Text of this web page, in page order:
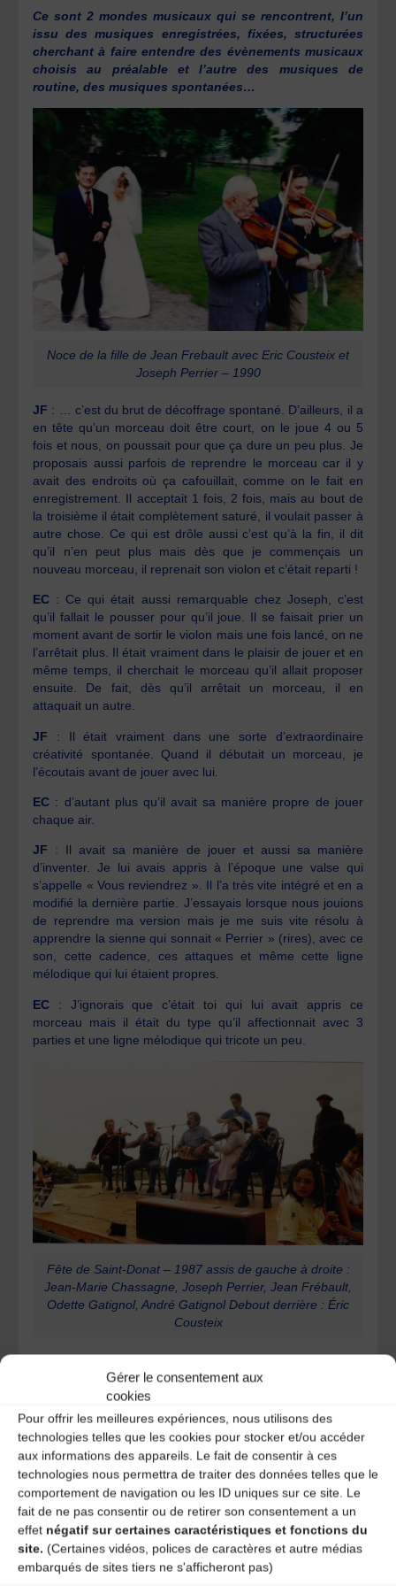
Gérer le consentement aux
cookies
Pour offrir les meilleures expériences, nous utilisons des
technologies telles que les cookies pour stocker et/ou accéder
aux informations des appareils. Le fait de consentir à ces
technologies nous permettra de traiter des données telles que le
comportement de navigation ou les ID uniques sur ce site. Le
fait de ne pas consentir ou de retirer son consentement a un
effet négatif sur certaines caractéristiques et fonctions du
site. (Certaines vidéos, polices de caractères et autre médias
embarqués de sites tiers ne s'afficheront pas)
Ce sont 2 mondes musicaux qui se rencontrent, l’un
issu des musiques enregistrées, fixées, structurées
cherchant à faire entendre des évènements musicaux
choisis au préalable et l’autre des musiques de
routine, des musiques spontanées…
Noce de la fille de Jean Frebault avec Eric Cousteix et
Joseph Perrier – 1990
JF : … c’est du brut de décoffrage spontané. D’ailleurs, il a
en tête qu’un morceau doit être court, on le joue 4 ou 5
fois et nous, on poussait pour que ça dure un peu plus. Je
proposais aussi parfois de reprendre le morceau car il y
avait des endroits où ça cafouillait, comme on le fait en
enregistrement. Il acceptait 1 fois, 2 fois, mais au bout de
la troisième il était complètement saturé, il voulait passer à
autre chose. Ce qui est drôle aussi c’est qu’à la fin, il dit
qu’il n’en peut plus mais dès que je commençais un
nouveau morceau, il reprenait son violon et c’était reparti !
EC : Ce qui était aussi remarquable chez Joseph, c’est
qu’il fallait le pousser pour qu’il joue. Il se faisait prier un
moment avant de sortir le violon mais une fois lancé, on ne
l’arrêtait plus. Il était vraiment dans le plaisir de jouer et en
même temps, il cherchait le morceau qu’il allait proposer
ensuite. De fait, dès qu’il arrêtait un morceau, il en
attaquait un autre.
JF : Il était vraiment dans une sorte d’extraordinaire
créativité spontanée. Quand il débutait un morceau, je
l’écoutais avant de jouer avec lui.
EC : d’autant plus qu’il avait sa manière propre de jouer
chaque air.
JF : Il avait sa manière de jouer et aussi sa manière
d’inventer. Je lui avais appris à l’époque une valse qui
s’appelle « Vous reviendrez ». Il l’a très vite intégré et en a
modifié la dernière partie. J’essayais lorsque nous jouions
de reprendre ma version mais je me suis vite résolu à
apprendre la sienne qui sonnait « Perrier » (rires), avec ce
son, cette cadence, ces attaques et même cette ligne
mélodique qui lui étaient propres.
EC : J’ignorais que c’était toi qui lui avait appris ce
morceau mais il était du type qu’il affectionnait avec 3
parties et une ligne mélodique qui tricote un peu.
Fête de Saint-Donat – 1987 assis de gauche à droite :
Jean-Marie Chassagne, Joseph Perrier, Jean Frébault,
Odette Gatignol, André Gatignol Debout derrière : Éric
Cousteix
JF: Cependant, pour moi Joseph Perrier, c’était les
bourrées et les marches de noce. Sa manière de les
interpréter, de les faire sonner… de les chanter aussi en
occitan pour en cacher un peu le sens grivois de certaines
qui le faisaient rire.
Comment décririez vous le jeu et le son Perrier ?
(Silence et regards l’un vers l’autre)
: toi le violoneux ?
EC: Un son vraiment singulier – moitié son des violoneux
et moitié influencé par d’autres univers musicaux. Il prenait